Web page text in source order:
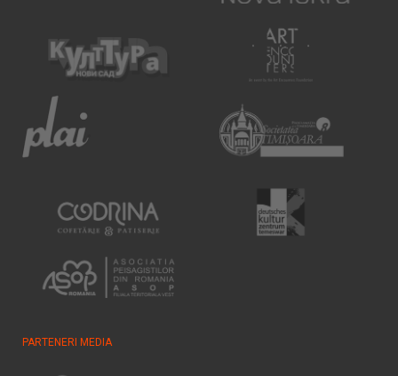
PARTENERI MEDIA